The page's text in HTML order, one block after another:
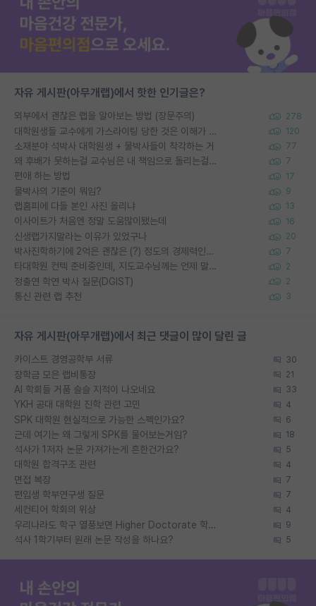
자유 게시판(아무개랩)에서 핫한 인기글은?
외부에서 괜찮은 랩을 알아보는 방법 (장문주의) 278
대학원생들 교수에게 가스라이팅 당한 것은 이해가 갑니다. 안타깝네요. 120
소재분야 석박사 대학원생 + 물박사들이 착각하는 거 77
왜 후배가 못하는걸 교수님은 내 책임으로 돌리는걸까요? 7
편애 하는 방법 17
물박사의 기준이 뭐임? 9
랩홈피에 다들 본인 사진 올리냐 13
이사이트가 처음엔 정말 도움많이됐는데 16
신생랩가지말라는 이유가 있었구나 20
박사진학하기에 2억은 괜찮은 (?) 정도의 경제력인가요 7
타대학원 컨텍 준비중인데, 지도교수님께는 언제 말씀드려야 할까요? 2
정출연 학연 박사 질문(DGIST) 2
통신 관련 랩 추천 3
자유 게시판(아무개랩)에서 최근 댓글이 많이 달린 글
카이스트 경영공학부 서류 30
장학금 모은 랩비통장 21
AI 학회들 거품 슬슬 지적이 나오네요 33
YKH 공대 대학원 진학 관련 고민 4
SPK 대학원 현실적으로 가능한 스펙인가요? 6
근데 여기는 왜 그렇게 SPK를 물어보는거임? 18
석사가 1저자 논문 가져가는게 흔한건가요? 5
대학원 합격구조 관련 4
면접 복장 7
편입생 학부연구생 질문 7
세컨티어 학회의 위상 4
우리나라도 학구 열풍보면 Higher Doctorate 학위가 필요하다고 봅니다. 9
석사 1학기부터 원래 논문 작성을 하나요? 5